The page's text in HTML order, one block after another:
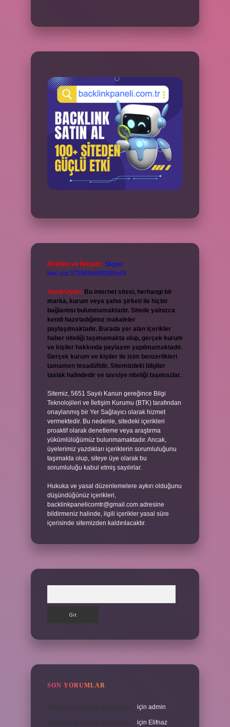
Reklam ve İletişim: Skype:
live:.cid.575569c608265c69
Yasal Uyarı: Bu internet sitesi, herhangi bir
marka, kurum veya şahıs şirketi ile hiçbir
bağlantısı bulunmamaktadır. Sitede yalnızca
kendi hazırladığımız makaleler
paylaşılmaktadır. Burada yer alan içerikler
haber niteliği taşımamakta olup, gerçek kurum
ve kişiler hakkında paylaşım yapılmamaktadır.
Gerçek kurum ve kişiler ile isim benzerlikleri
tamamen tesadüfidir. Sitemizdeki bilgiler
taslak halindedir ve tavsiye niteliği taşımazlar.
Sitemiz, 5651 Sayılı Kanun gereğince Bilgi
Teknolojileri ve İletişim Kurumu (BTK) tarafından
onaylanmış bir Yer Sağlayıcı olarak hizmet
vermektedir. Bu nedenle, sitedeki içerikleri
proaktif olarak denetleme veya araştırma
yükümlülüğümüz bulunmamaktadır. Ancak,
üyelerimiz yazdıkları içeriklerin sorumluluğunu
taşımakta olup, siteye üye olarak bu
sorumluluğu kabul etmiş sayılırlar.
Hukuka ve yasal düzenlemelere aykırı olduğunu
düşündüğünüz içerikleri,
backlinkpanelicomtr@gmail.com adresine
bildirmeniz halinde, ilgili içerikler yasal süre
içerisinde sitemizden kaldırılacaktır.
SON YORUMLAR
için admin
için Elifnaz